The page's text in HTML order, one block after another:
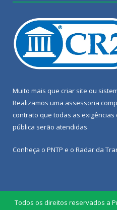
Muito mais que criar site ou
Realizamos uma assessoria
contrato que todas as exigências
pública serão atendidas.
Conheça o PNTP e o Radar da
Todos os direitos reservados a